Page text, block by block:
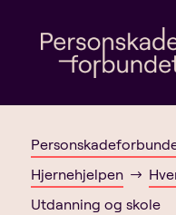
Hjernehjelpen $
Utdanning og skole